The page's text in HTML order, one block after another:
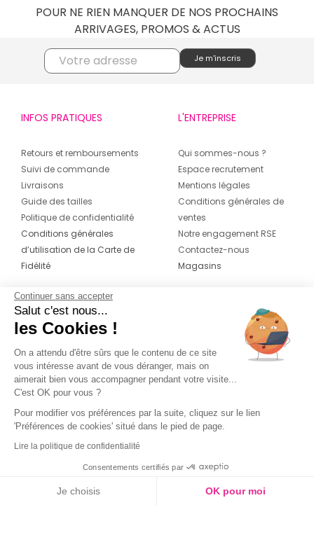
POUR NE RIEN MANQUER DE NOS PROCHAINS
ARRIVAGES, PROMOS & ACTUS
INFOS PRATIQUES
Retours et remboursements
Suivi de commande
Livraisons
Guide des tailles
Politique de confidentialité
Conditions générales
d’utilisation de la Carte de
Fidélité
L'ENTREPRISE
Qui sommes-nous ?
Espace recrutement
Mentions légales
Conditions générales de
ventes
Notre engagement RSE
Contactez-nous
Magasins
CONTACT
04 42 20 78 42
Du lundi au jeudi de 8h30 à 16h30 & le
vendredi de 8h30 à 15h30
Continuer sans accepter
Salut c'est nous...
les Cookies !
On a attendu d'être sûrs que le contenu de ce site
vous intéresse avant de vous déranger, mais on
aimerait bien vous accompagner pendant votre visite...
C'est OK pour vous ?
Pour modifier vos préférences par la suite, cliquez sur le lien
'Préférences de cookies' situé dans le pied de page.
Lire la politique de confidentialité
Consentements certifiés par
Je choisis OK pour moi